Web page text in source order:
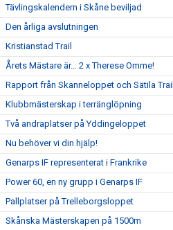
Tävlingskalendern i Skåne beviljad
Den årliga avslutningen
Kristianstad Trail
Årets Mästare är… 2 x Therese Omme!
Rapport från Skanneloppet och Sätila Trail
Klubbmästerskap i terränglöpning
Två andraplatser på Yddingeloppet
Nu behöver vi din hjälp!
Genarps IF representerat i Frankrike
Power 60, en ny grupp i Genarps IF
Pallplatser på Trelleborgsloppet
Skånska Mästerskapen på 1500m